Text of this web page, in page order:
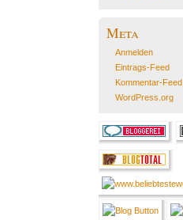
Meta
Anmelden
Eintrags-Feed
Kommentar-Feed
WordPress.org